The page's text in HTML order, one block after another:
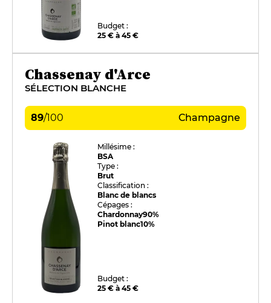
Budget :
25 € à 45 €
Chassenay d'Arce
SÉLECTION BLANCHE
89/100 Champagne
Millésime :
BSA
Type :
Brut
Classification :
Blanc de blancs
Cépages :
Chardonnay90%
Pinot blanc10%
Budget :
25 € à 45 €